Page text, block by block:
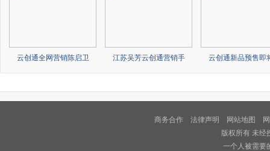
云创通全网营销陈启卫 江苏吴芳云创通营销手 云创通新品预售即
商务合作 法律声明 网站地图
版权所有 未经
一个人被需要